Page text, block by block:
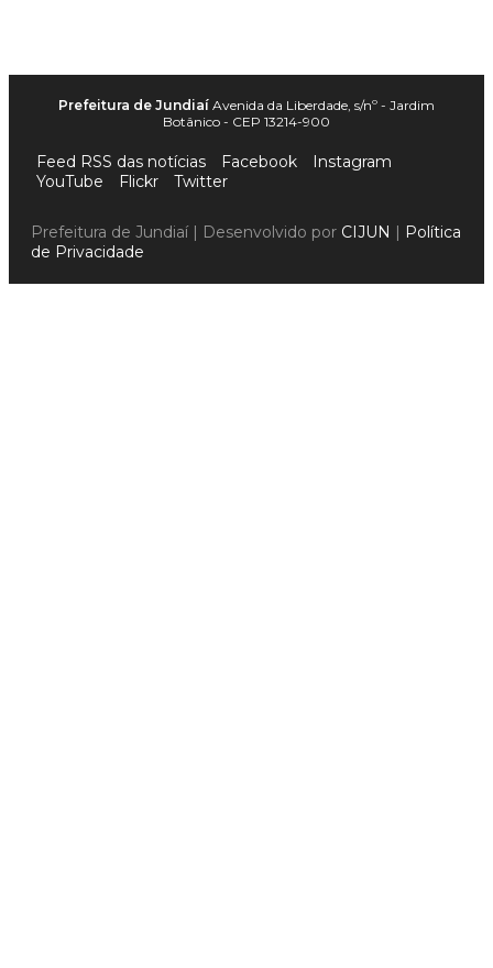
Prefeitura de Jundiaí Avenida da Liberdade, s/nº - Jardim
Botânico - CEP 13214-900
Feed RSS das notícias Facebook
Instagram
YouTube
Flickr Twitter
Prefeitura de Jundiaí | Desenvolvido por CIJUN
Política
de Privacidade